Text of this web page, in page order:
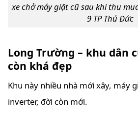
xe chở máy giặt cũ sau khi thu
9 TP Thủ Đức
Long Trường – khu dân
còn khá đẹp
Khu này nhiều nhà mới xây, máy
inverter, đời còn mới.